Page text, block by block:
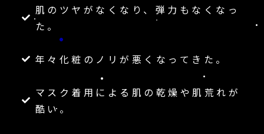
肌のツヤがなくなり、弾力もなくなっ
た。
年々化粧のノリが悪くなってきた。
マスク着用による肌の乾燥や肌荒れが
酷い。